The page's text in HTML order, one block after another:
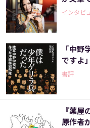
インタビ
「中
ですよ」
書評
『薬屋
原作者